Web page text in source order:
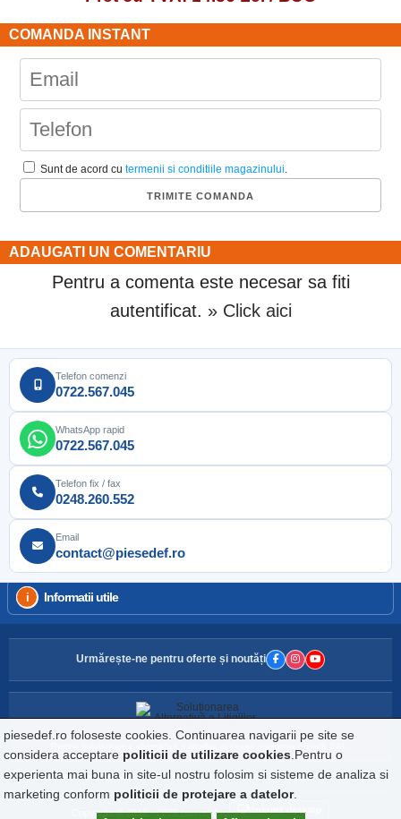
COMANDA INSTANT
Sunt de acord cutermenii si conditiile magazinului
ADAUGATI UN COMENTARIU
Pentru a comenta este necesar sa fiti
autentificat. » Click aici
Telefon comenzi
0722.567.045
WhatsApp rapid
0722.567.045
Telefon fix / fax
0248.260.552
Email
contact@piesedef.ro
Informatii utile
Urmărește-ne pentru oferte și noutăți
Website detinut de DEF IMPORT EXPORT S.R.L., CIF: RO160729, Reg.Com: J03/2242/1992
Copyright © 2018 - 2026 piesedef.ro
piesedef.ro foloseste cookies. Continuarea navigarii pe site se
considera acceptare politicii de utilizare cookies .Pentru o
experienta mai buna in site-ul nostru folosim si sisteme de analiza si
marketing conform politicii de protejare a datelor.